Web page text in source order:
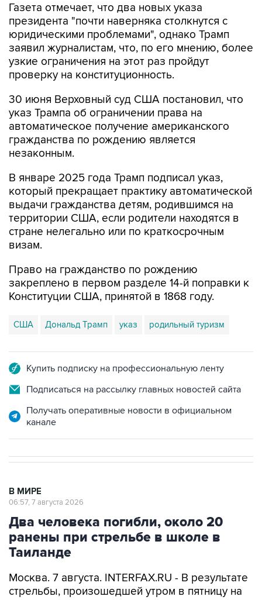
Газета отмечает, что два новых указа
президента "почти наверняка столкнутся с
юридическими проблемами", однако Трамп
заявил журналистам, что, по его мнению, более
узкие ограничения на этот раз пройдут
проверку на конституционность.
30 июня Верховный суд США постановил, что
указ Трампа об ограничении права на
автоматическое получение американского
гражданства по рождению является
незаконным.
В январе 2025 года Трамп подписал указ,
который прекращает практику автоматической
выдачи гражданства детям, родившимся на
территории США, если родители находятся в
стране нелегально или по краткосрочным
визам.
Право на гражданство по рождению
закреплено в первом разделе 14-й поправки к
Конституции США, принятой в 1868 году.
США Дональд Трамп указ родильный туризм
Купить подписку на профессиональную ленту
Подписаться на рассылку главных новостей сайта
Получать оперативные новости в официальном
канале
В МИРЕ
06:57, 7 августа 2026
Два человека погибли, около 20
ранены при стрельбе в школе в
Таиланде
Москва. 7 августа. INTERFAX.RU - В результате
стрельбы, произошедшей утром в пятницу на